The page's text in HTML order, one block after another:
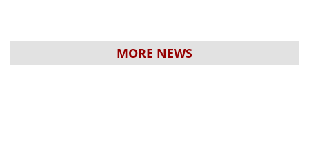
MORE NEWS